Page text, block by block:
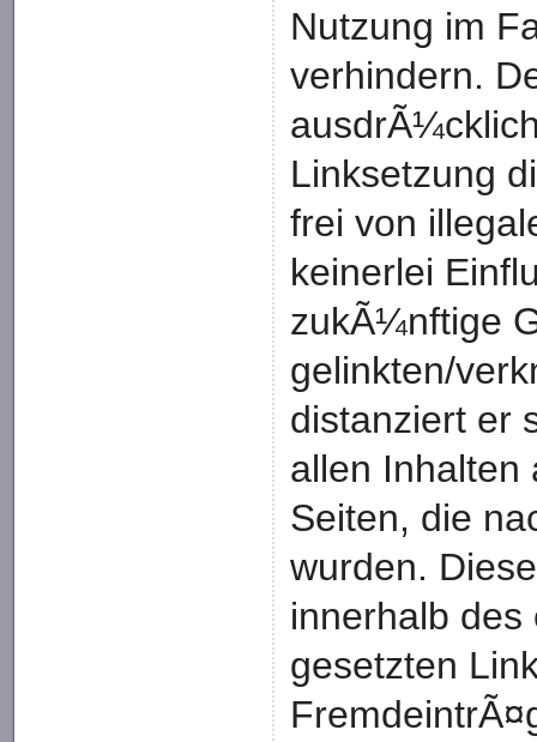
Nutzung im
verhindern.
Linksetzung
frei von
keinerlei
zukÃ¼nftige
gelinkten/
distanziert er
allen
Seiten, die
wurden.
innerhalb
gesetzten